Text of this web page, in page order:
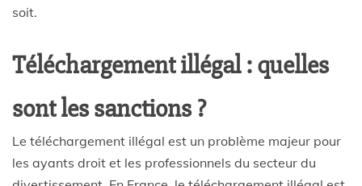
soit.
Téléchargement illégal : quelles
sont les sanctions ?
Le téléchargement illégal est un problème majeur pour
les ayants droit et les professionnels du secteur du